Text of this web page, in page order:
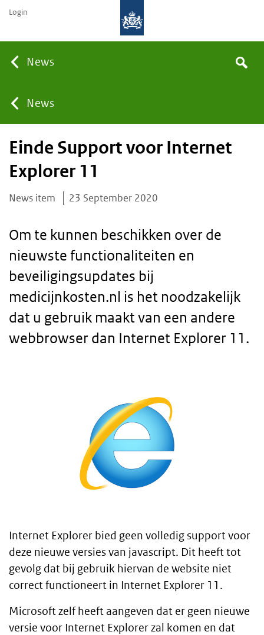
News
You
are
here:
News
Search
Login
Einde Support voor Internet
Explorer 11
News item 23 September 2020
Om te kunnen beschikken over de
nieuwste functionaliteiten en
beveiligingsupdates bij
medicijnkosten.nl is het noodzakelijk
dat u gebruik maakt van een andere
webbrowser dan Internet Explorer 11.
Internet Explorer bied geen volledig support voor
deze nieuwe versies van javascript. Dit heeft tot
gevolg dat bij gebruik hiervan de website niet
correct functioneert in Internet Explorer 11.
Microsoft zelf heeft aangeven dat er geen nieuwe
versie voor Internet Explorer zal komen en dat